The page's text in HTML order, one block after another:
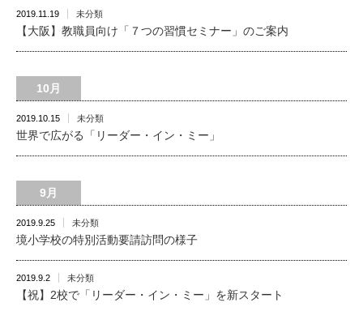
2019.11.19 未分類
【大阪】教職員向け「７つの習慣セミナー」のご案内
10月
2019.10.15 未分類
世界で広がる「リーダー・イン・ミー」
9月
2019.9.25 未分類
境小学校の特別活動要請訪問の様子
2019.9.2 未分類
【祝】2校で「リーダー・イン・ミー」を新スタート